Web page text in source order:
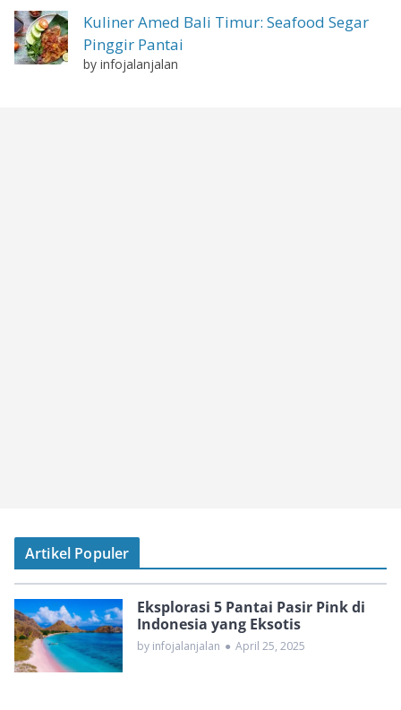
Kuliner Amed Bali Timur: Seafood Segar
Pinggir Pantai
by infojalanjalan
Artikel Populer
Eksplorasi 5 Pantai Pasir Pink di
Indonesia yang Eksotis
by infojalanjalan ● April 25, 2025